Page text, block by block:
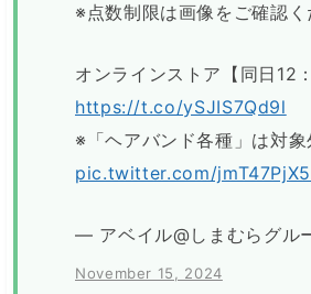
※点数制限は画像をご確認く
オンラインストア【同日12
https://t.co/ySJIS7Qd9l
※「ヘアバンド各種」は対象
pic.twitter.com/
— アベイル@しまむらグル
November 15, 2024